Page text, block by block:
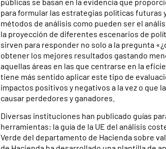
para formular las estrategias políticas
métodos de análisis como pueden ser el
la proyección de diferentes escenarios de
sirven para responder no solo a la pregunta
obtener los mejores resultados gastando
aquellas áreas en las que centrarse en la
tiene más sentido aplicar este tipo de
impactos positivos y negativos a la vez o que
causar perdedores y ganadores.
Diversas instituciones han publicado guías
herramientas: la guía de la UE del análisis
Verde del departamento de Hacienda sobre